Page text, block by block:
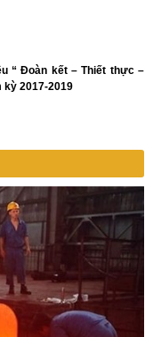
“ Đoàn kết – Thiết thực –
kỳ 2017-2019